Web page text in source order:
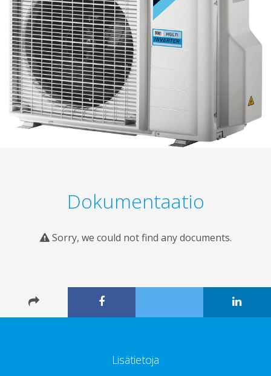
Dokumentaatio
Sorry, we could not find any documents.
Lisätietoja